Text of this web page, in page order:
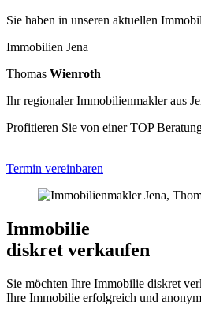
Sie haben in unseren aktuellen
Immobilien Jena
Thomas Wienroth
Ihr regionaler Immobilienmakler aus
Profitieren Sie von einer TOP
Termin vereinbaren
Immobilie
diskret verkaufen
Sie möchten Ihre Immobilie diskret
Ihre Immobilie erfolgreich und